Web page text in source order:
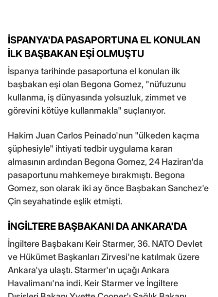
İSPANYA'DA PASAPORTUNA EL KONULAN
İLK BAŞBAKAN EŞİ OLMUŞTU
İspanya tarihinde pasaportuna el konulan ilk
başbakan eşi olan Begona Gomez, "nüfuzunu
kullanma, iş dünyasında yolsuzluk, zimmet ve
görevini kötüye kullanmakla" suçlanıyor.
Hakim Juan Carlos Peinado'nun "ülkeden kaçma
şüphesiyle" ihtiyati tedbir uygulama kararı
almasının ardından Begona Gomez, 24 Haziran'da
pasaportunu mahkemeye bırakmıştı. Begona
Gomez, son olarak iki ay önce Başbakan Sanchez'e
Çin seyahatinde eşlik etmişti.
İNGİLTERE BAŞBAKANI DA ANKARA'DA
İngiltere Başbakanı Keir Starmer, 36. NATO Devlet
ve Hükümet Başkanları Zirvesi'ne katılmak üzere
Ankara'ya ulaştı. Starmer'ın uçağı Ankara
Havalimanı'na indi. Keir Starmer ve İngiltere